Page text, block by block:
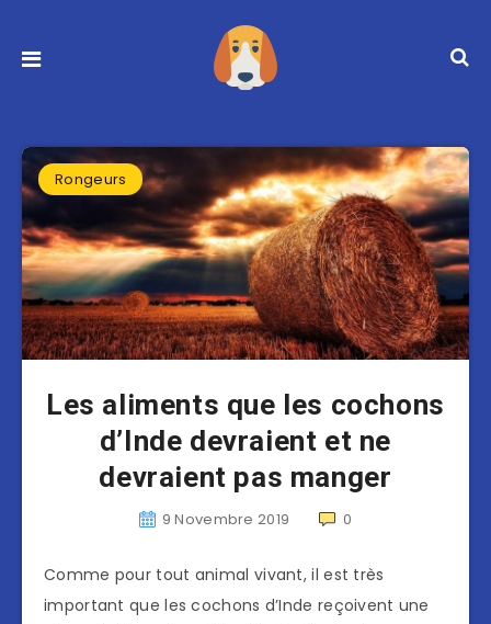
Rongeurs
Les aliments que les cochons
d’Inde devraient et ne
devraient pas manger
9 Novembre 2019 0
Comme pour tout animal vivant, il est très
important que les cochons d’Inde reçoivent une